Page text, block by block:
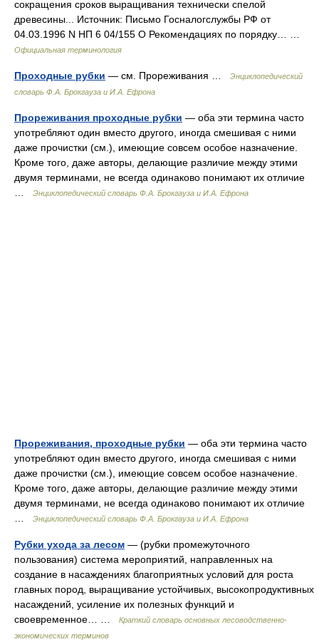
сокращения сроков выращивания технически спелой
древесины... Источник: Письмо Госналогслужбы РФ от
04.03.1996 N НП 6 04/155 О Рекомендациях по порядку… …
Официальная терминология
Проходные рубки — см. Прореживания …
Энциклопедический
словарь Ф.А. Брокгауза и И.А. Ефрона
Прореживания проходные рубки — оба эти термина часто
употребляют один вместо другого, иногда смешивая с ними
даже прочистки (см.), имеющие совсем особое назначение.
Кроме того, даже авторы, делающие различие между этими
двумя терминами, не всегда одинаково понимают их отличие
Энциклопедический словарь Ф.А. Брокгауза и И.А. Ефрона
Прореживания, проходные рубки — оба эти термина часто
употребляют один вместо другого, иногда смешивая с ними
даже прочистки (см.), имеющие совсем особое назначение.
Кроме того, даже авторы, делающие различие между этими
двумя терминами, не всегда одинаково понимают их отличие
Энциклопедический словарь Ф.А. Брокгауза и И.А. Ефрона
Рубки ухода за лесом — (рубки промежуточного
пользования) система мероприятий, направленных на
создание в насаждениях благоприятных условий для роста
главных пород, выращивание устойчивых, высокопродуктивных
насаждений, усиление их полезных функций и
своевременное… …
Краткий словарь основных лесоводственно-
экономических терминов